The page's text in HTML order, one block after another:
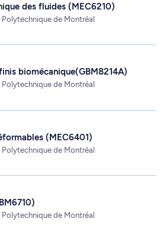
des fluides (MEC6210)
de Montréal
biomécanique(GBM8214A)
de Montréal
(MEC6401)
de Montréal
de Montréal